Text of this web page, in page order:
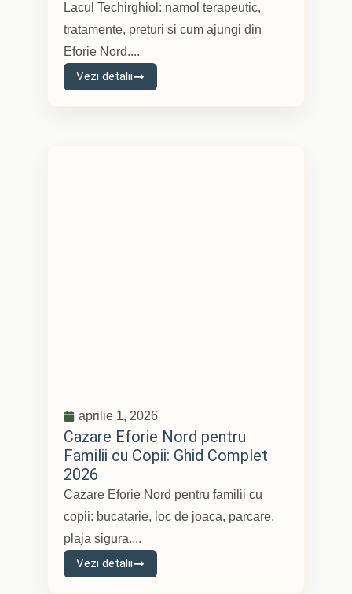
Lacul Techirghiol: namol terapeutic,
tratamente, preturi si cum ajungi din
Eforie Nord....
Vezi detalii
aprilie 1, 2026
Cazare Eforie Nord pentru
Familii cu Copii: Ghid Complet
2026
Cazare Eforie Nord pentru familii cu
copii: bucatarie, loc de joaca, parcare,
plaja sigura....
Vezi detalii